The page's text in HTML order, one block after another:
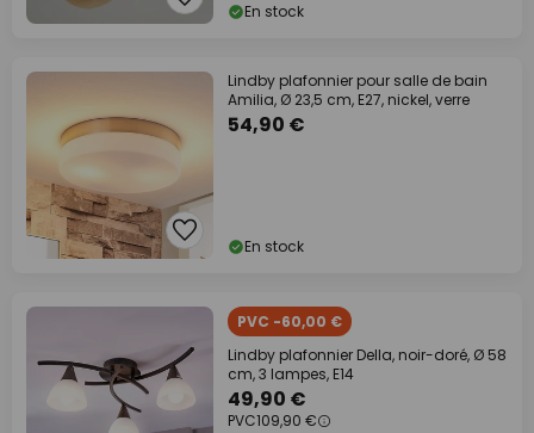
En stock
Lindby plafonnier pour salle de bain
Amilia, Ø 23,5 cm, E27, nickel, verre
54,90 €
En stock
PVC -60,00 €
Lindby plafonnier Della, noir-doré, Ø 58
cm, 3 lampes, E14
49,90 €
PVC109,90 €